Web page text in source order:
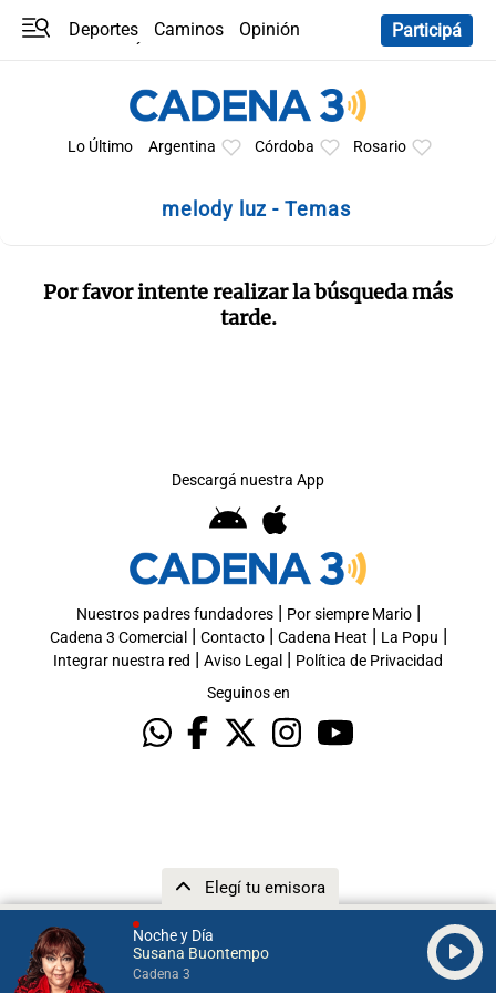
Noche y Día
Susana Buontempo
Cadena 3
Elegí tu emisora
Deportes Caminos
Opinión
Participá
Lo Último Argentina Córdoba Rosario
melody luz - Temas
Por favor intente realizar la búsqueda más
tarde.
Descargá nuestra App
Nuestros padres fundadores| Por siempre Mario|
Cadena 3 Comercial | Contacto| Cadena Heat | La Popu |
Integrar nuestra red | Aviso Legal | Política de Privacidad
Seguinos en